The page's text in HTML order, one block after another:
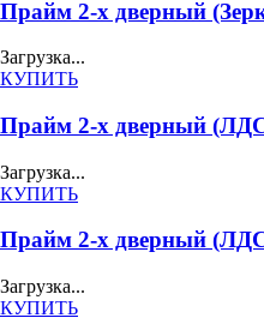
Прайм 2-х дверный
Загрузка...
КУПИТЬ
Прайм 2-х дверный
Загрузка...
КУПИТЬ
Прайм 2-х дверный
Загрузка...
КУПИТЬ